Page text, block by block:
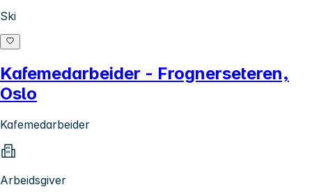
Ski
Kafemedarbeider - Frognerseteren,
Oslo
Kafemedarbeider
Arbeidsgiver